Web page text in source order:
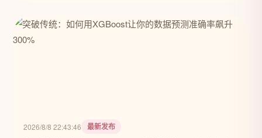
2026/8/8 22:43:46 最新发布